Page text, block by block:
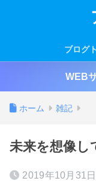
ブログ
WEB
ホーム 雑記
未来を想像し
2019年10月31日